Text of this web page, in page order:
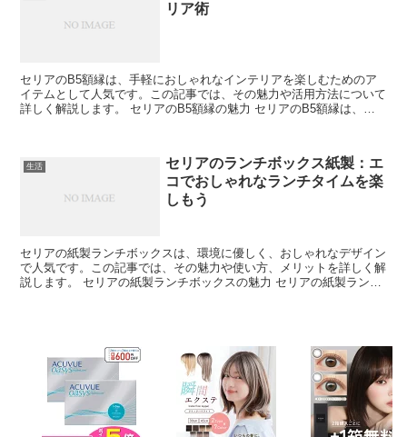
リア術
セリアのB5額縁は、手軽におしゃれなインテリアを楽しむためのア
イテムとして人気です。この記事では、その魅力や活用方法について
詳しく解説します。 セリアのB5額縁の魅力 セリアのB5額縁は、リ
生活
セリアのランチボックス紙製：エ
コでおしゃれなランチタイムを楽
しもう
セリアの紙製ランチボックスは、環境に優しく、おしゃれなデザイン
で人気です。この記事では、その魅力や使い方、メリットを詳しく解
説します。 セリアの紙製ランチボックスの魅力 セリアの紙製ランチ